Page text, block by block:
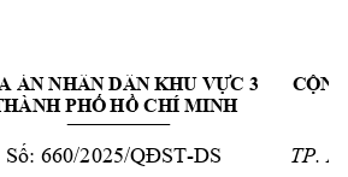
ÁN NHÂN DÂN KHU VỰC 3
PHỐ HỒ CHÍ MINH
Số: 660/2025/QĐST-DS TP.